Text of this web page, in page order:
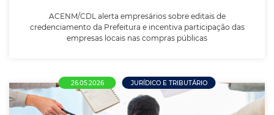
ACENM/CDL alerta empresários sobre editais de
credenciamento da Prefeitura e incentiva participação das
empresas locais nas compras públicas
26.05.2026 JURÍDICO E TRIBUTÁRIO